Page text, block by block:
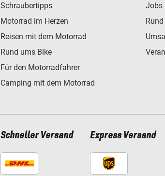
Schraubertipps
Motorrad im Herzen
Reisen mit dem Motorrad
Rund ums Bike
Für den Motorradfahrer
Camping mit dem Motorrad
Jobs
Schneller Versand Express Versand